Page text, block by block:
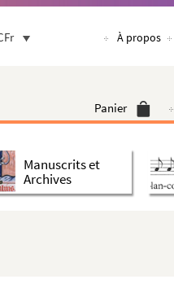
À propos
Panier
Manuscrits et
Archives